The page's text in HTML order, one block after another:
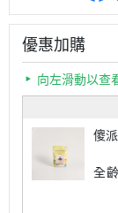
優惠加購
向左滑動以查
傻
全